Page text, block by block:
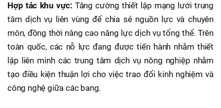
Hợp tác khu vực: Tăng cường thiết lập mạng lưới trung
tâm dịch vụ liên vùng để chia sẻ nguồn lực và chuyên
môn, đồng thời nâng cao năng lực dịch vụ tổng thể. Trên
toàn quốc, các nỗ lực đang được tiến hành nhằm thiết
lập liên minh các trung tâm dịch vụ nông nghiệp nhằm
tạo điều kiện thuận lợi cho việc trao đổi kinh nghiệm và
công nghệ giữa các bang.